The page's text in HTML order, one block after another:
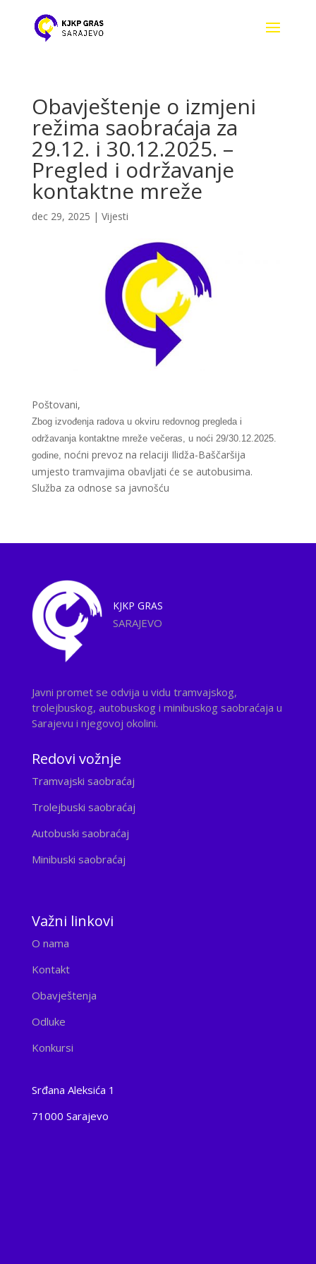
Obavještenje o izmjeni
režima saobraćaja za
29.12. i 30.12.2025. –
Pregled i održavanje
kontaktne mreže
dec 29, 2025 | Vijesti
Poštovani,
Zbog izvođenja radova u okviru redovnog pregleda i
održavanja kontaktne mreže večeras, u noći 29/30.12.2025.
godine, noćni prevoz na relaciji Ilidža-Baščaršija
umjesto tramvajima obavljati će se autobusima.
Služba za odnose sa javnošću
KJKP GRAS
SARAJEVO
Javni promet se odvija u vidu tramvajskog,
trolejbuskog, autobuskog i minibuskog saobraćaja u
Sarajevu i njegovoj okolini.
Redovi vožnje
Tramvajski saobraćaj
Trolejbuski saobraćaj
Autobuski saobraćaj
Minibuski saobraćaj
Važni linkovi
O nama
Kontakt
Obavještenja
Odluke
Konkursi
Srđana Aleksića 1
71000 Sarajevo